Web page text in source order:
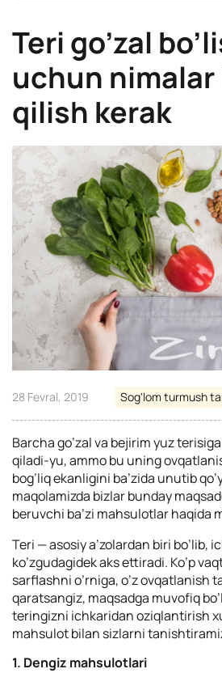
Teri go’zal
uchun nimalar
qilish kerak
28 Fevral, 2019 Sog'lom turmush
Barcha go’zal va bejirim yuz
qiladi-yu, ammo bu uning
bog’liq ekanligini ba’zida unutib
maqolamizda bizlar bunday
beruvchi ba’zi mahsulotlar haqida
Teri — asosiy a’zolardan biri bo’lib,
ko’zgudagidek aks ettiradi. Ko’p
sarflashni o’rniga, o’z ovqatlanish
qaratsangiz, maqsadga muvofiq
teringizni ichkaridan oziqlantirish
mahsulot bilan sizlarni
1. Dengiz mahsulotlari